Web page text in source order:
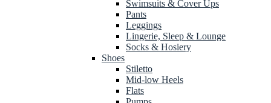
Swimsuits & Cover Ups
Pants
Leggings
Lingerie, Sleep & Lounge
Socks & Hosiery
Shoes
Stiletto
Mid-low Heels
Flats